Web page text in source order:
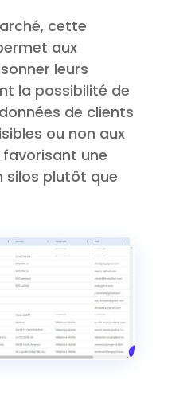
cette
aux
leurs
la possibilité de
de clients
ou non aux
une
silos plutôt que